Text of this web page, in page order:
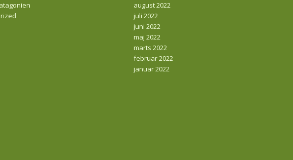
august 2022
juli 2022
juni 2022
maj 2022
marts 2022
februar 2022
januar 2022